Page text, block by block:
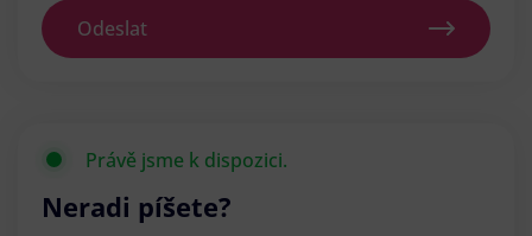
Odeslat
Právě jsme k dispozici.
Neradi píšete?